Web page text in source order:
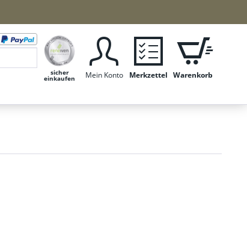
sicher
einkaufen Mein Konto Merkzettel Warenkorb